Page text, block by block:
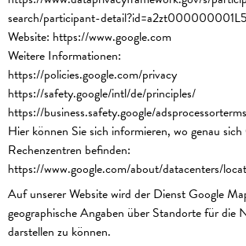
search/participant-
Website: https://www.google.com
Weitere Informationen:
https://policies.google.com/privacy
https://safety.google/intl/de/principles/
https://business.safety.google/
Hier können Sie sich informieren, wo genau
Rechenzentren befinden:
https://www.google.com/about/datacenters/
Auf unserer Website wird der Dienst Google
geographische Angaben über Standorte für die
darstellen zu können.